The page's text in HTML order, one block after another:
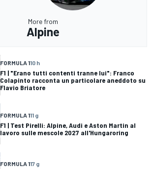
More from
Alpine
FORMULA 110 h
F1 | "Erano tutti contenti tranne lui": Franco
Colapinto racconta un particolare aneddoto su
Flavio Briatore
FORMULA 111 g
F1 | Test Pirelli: Alpine, Audi e Aston Martin al
lavoro sulle mescole 2027 all'Hungaroring
FORMULA 117 g